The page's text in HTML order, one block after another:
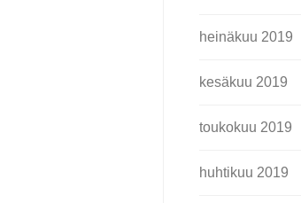
heinäkuu 2019
kesäkuu 2019
toukokuu 2019
huhtikuu 2019